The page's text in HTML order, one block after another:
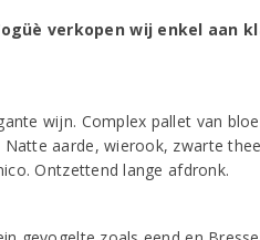
verkopen wij enkel aan
wijn. Complex pallet van
aarde, wierook, zwarte
Ontzettend lange afdronk.